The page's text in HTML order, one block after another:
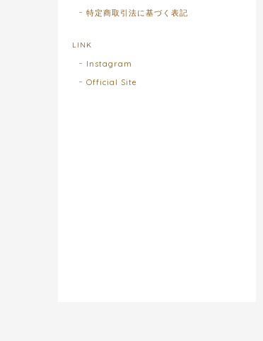
特定商取引法に基づく表記
LINK
Instagram
Official Site